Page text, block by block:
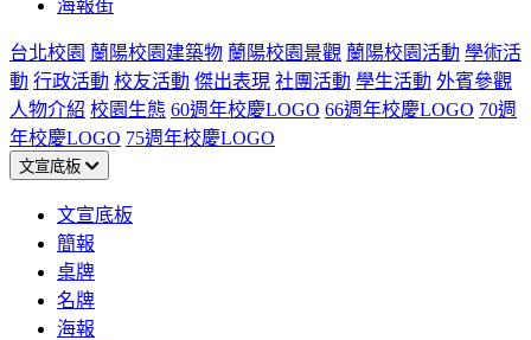
海報街
台北校園 蘭陽校園建築物 蘭陽校園景觀 蘭陽校園活動 學術活
動 行政活動 校友活動 傑出表現 社團活動 學生活動 外賓參觀
人物介紹 校園生態 60週年校慶LOGO 66週年校慶LOGO 70週
年校慶LOGO 75週年校慶LOGO
文宣底板
文宣底板
簡報
桌牌
名牌
海報